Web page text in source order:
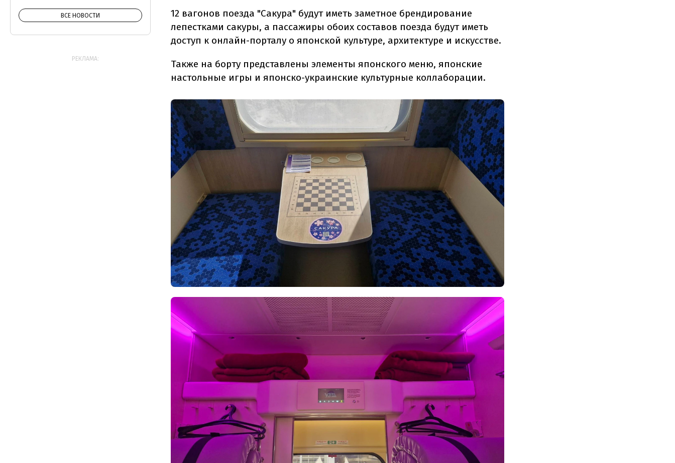
12 вагонов поезда "Сакура" будут иметь заметное брендирование
лепестками сакуры, а пассажиры обоих составов поезда будут иметь
доступ к онлайн-порталу о японской культуре, архитектуре и искусстве.
Также на борту представлены элементы японского меню, японские
настольные игры и японско-украинские культурные коллаборации.
ВСЕ НОВОСТИ
РЕКЛАМА: